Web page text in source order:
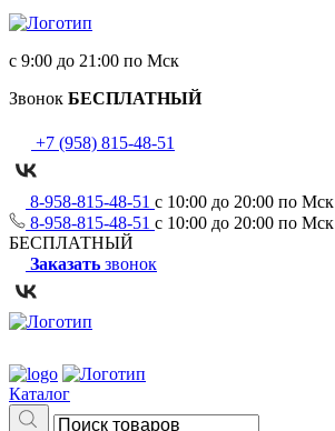
с 9:00 до 21:00 по Мск
Звонок БЕСПЛАТНЫЙ
+7 (958) 815-48-51
8-958-815-48-51 с 10:00 до 20:00 по Мск
8-958-815-48-51 с 10:00 до 20:00 по Мск
БЕСПЛАТНЫЙ
Заказать звонок
Каталог